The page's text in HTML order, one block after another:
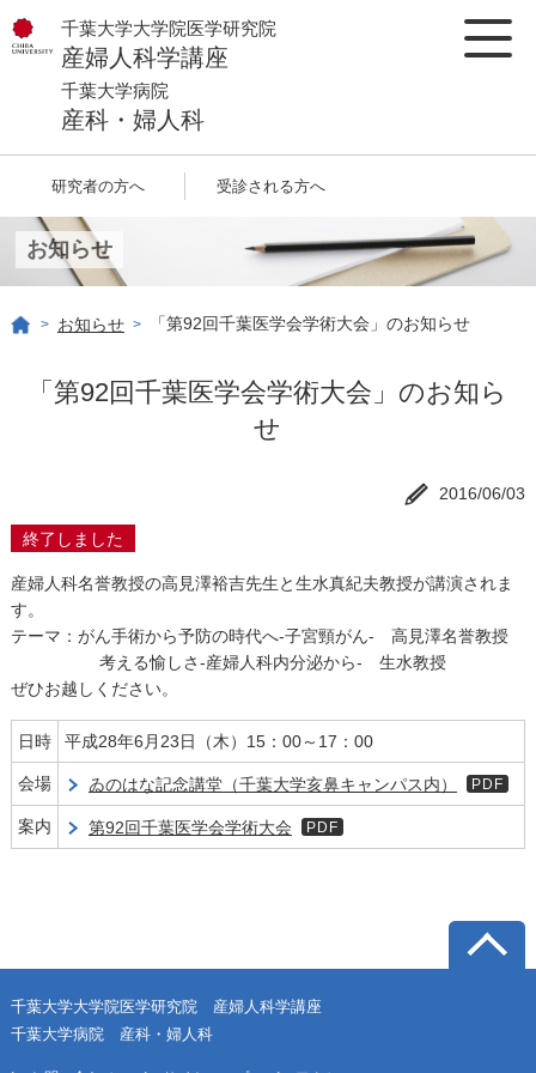
千葉大学大学院医学研究院
産婦人科学講座
千葉大学病院
産科・婦人科
研究者の方へ 受診される方へ
お知らせ
> お知らせ > 「第92回千葉医学会学術大会」のお知らせ
「第92回千葉医学会学術大会」のお知ら
せ
2016/06/03
終了しました
産婦人科名誉教授の高見澤裕吉先生と生水真紀夫教授が講演されま
す。
テーマ：がん手術から予防の時代へ-子宮頸がん- 高見澤名誉教授
考える愉しさ-産婦人科内分泌から- 生水教授
ぜひお越しください。
日時 平成28年6月23日（木）15：00～17：00
会場 ゐのはな記念講堂（千葉大学亥鼻キャンパス内） PDF
案内 第92回千葉医学会学術大会 PDF
千葉大学大学院医学研究院 産婦人科学講座
千葉大学病院 産科・婦人科